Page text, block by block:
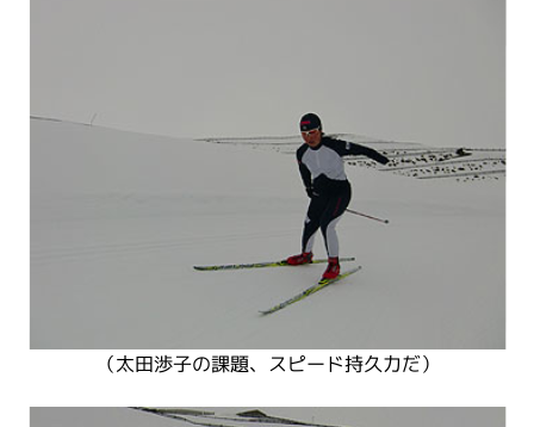
（太田渉子の課題、スピード持久力だ）